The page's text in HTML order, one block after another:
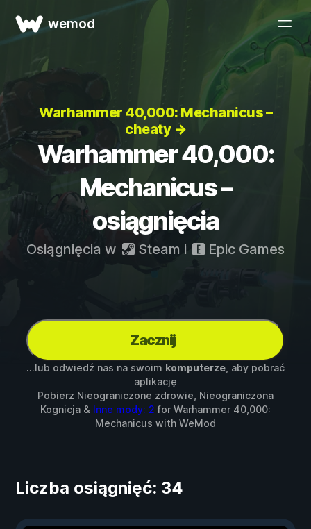
wemod
Warhammer 40,000: Mechanicus –
cheaty →
Warhammer 40,000:
Mechanicus –
osiągnięcia
Osiągnięcia w Steam i Epic Games
Zacznij
...lub odwiedź nas na swoim komputerze , aby pobrać
aplikację
Pobierz Nieograniczone zdrowie, Nieograniczona
Kognicja & Inne mody: 2 for Warhammer 40,000:
Mechanicus with WeMod
Liczba osiągnięć: 34